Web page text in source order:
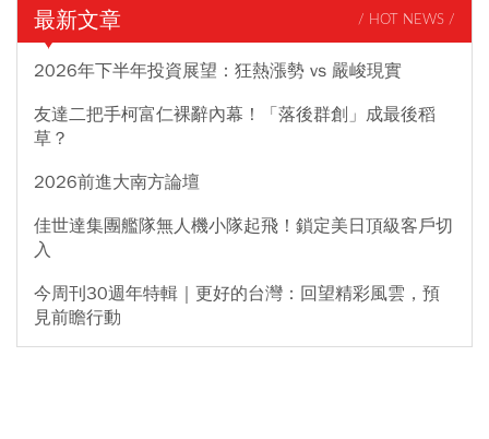
最新文章 / HOT NEWS /
2026年下半年投資展望：狂熱漲勢 vs 嚴峻現實
友達二把手柯富仁裸辭內幕！「落後群創」成最後稻
草？
2026前進大南方論壇
佳世達集團艦隊無人機小隊起飛！鎖定美日頂級客戶切
入
今周刊30週年特輯｜更好的台灣：回望精彩風雲，預
見前瞻行動